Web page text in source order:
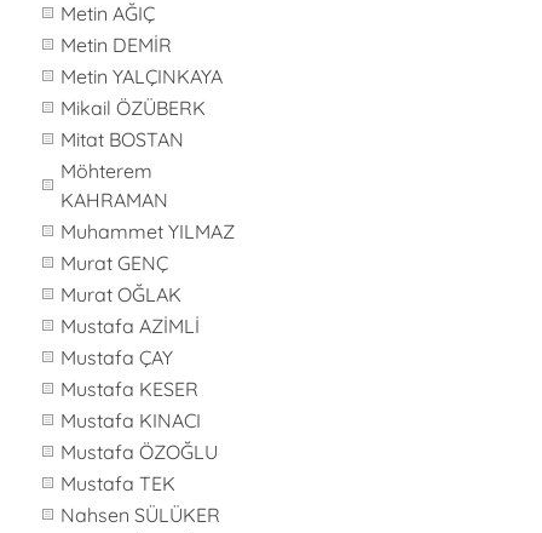
Metin AĞIÇ
Metin DEMİR
Metin YALÇINKAYA
Mikail ÖZÜBERK
Mitat BOSTAN
Möhterem
KAHRAMAN
Muhammet YILMAZ
Murat GENÇ
Murat OĞLAK
Mustafa AZİMLİ
Mustafa ÇAY
Mustafa KESER
Mustafa KINACI
Mustafa ÖZOĞLU
Mustafa TEK
Nahsen SÜLÜKER